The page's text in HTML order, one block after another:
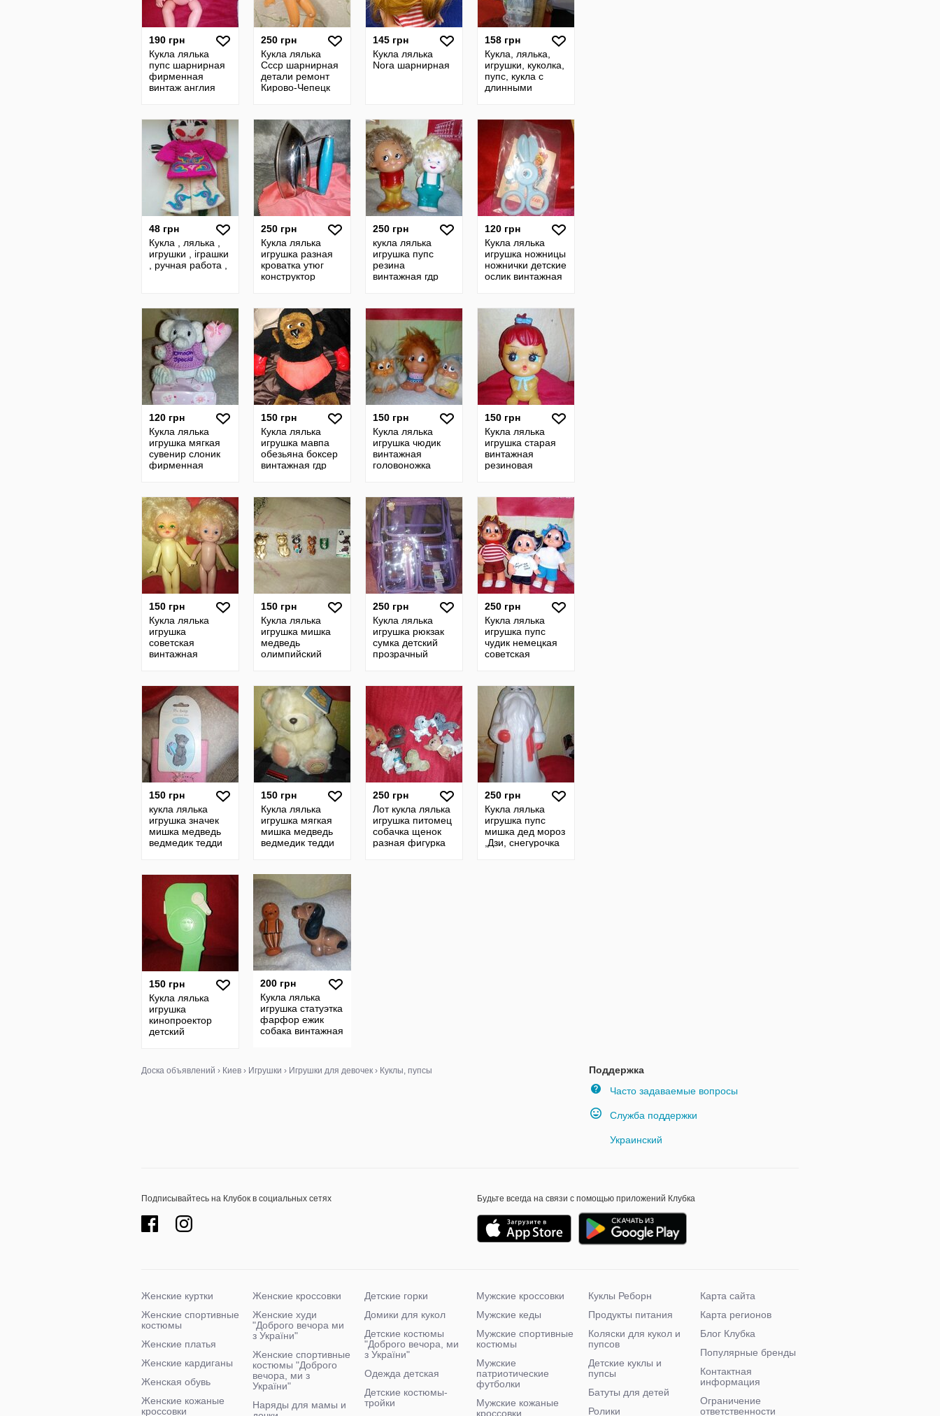
190 грн
Кукла лялька
пупс шарнирная
фирменная
винтаж англия
250 грн
Кукла лялька
Ссср шарнирная
детали ремонт
Кирово-Чепецк
145 грн
Кукла лялька
Nora шарнирная
158 грн
Кукла, лялька,
игрушки, куколка,
пупс, кукла с
длинными
48 грн
Кукла , лялька ,
игрушки , іграшки
, ручная работа ,
250 грн
Кукла лялька
игрушка разная
кроватка утюг
конструктор
250 грн
кукла лялька
игрушка пупс
резина
винтажная гдр
120 грн
Кукла лялька
игрушка ножницы
ножнички детские
ослик винтажная
120 грн
Кукла лялька
игрушка мягкая
сувенир слоник
фирменная
150 грн
Кукла лялька
игрушка мавпа
обезьяна боксер
винтажная гдр
150 грн
Кукла лялька
игрушка чюдик
винтажная
головоножка
ссср
150 грн
Кукла лялька
игрушка старая
винтажная
резиновая
ссср
150 грн
Кукла лялька
игрушка
советская
винтажная
150 грн
Кукла лялька
игрушка мишка
медведь
олимпийский
сувенир
советская гдр
ссср
250 грн
Кукла лялька
игрушка рюкзак
сумка детский
прозрачный
250 грн
Кукла лялька
игрушка пупс
чудик немецкая
советская
150 грн
кукла лялька
игрушка значек
мишка медведь
ведмедик тедди
150 грн
Кукла лялька
игрушка мягкая
мишка медведь
ведмедик тедди
винтаж англия
250 грн
Лот кукла лялька
игрушка питомец
собачка щенок
разная фигурка
250 грн
Кукла лялька
игрушка пупс
мишка дед мороз
,Дзи, снегурочка
150 грн
Кукла лялька
игрушка
кинопроектор
детский
раритет ссср гдр
200 грн
Кукла лялька
игрушка статуэтка
фарфор ежик
собака винтажная
Поддержка
Часто задаваемые вопросы
Служба поддержки
Украинский
Доска объявлений › Киев › Игрушки › Игрушки для девочек › Куклы, пупсы
Подписывайтесь на Клубок в социальных сетях Будьте всегда на связи с помощью приложений Клубка
Женские куртки
Женские спортивные
костюмы
Женские платья
Женские кардиганы
Женская обувь
Женские кожаные
кроссовки
Женские кроссовки
Женские худи
"Доброго вечора ми
з України"
Женские спортивные
костюмы "Доброго
вечора, ми з
України"
Наряды для мамы и
Детские горки
Домики для кукол
Детские костюмы
"Доброго вечора, ми
з України"
Одежда детская
Детские костюмы-
тройки
Мужские кроссовки
Мужские кеды
Мужские спортивные
костюмы
Мужские
патриотические
футболки
Мужские кожаные
кроссовки
Куклы Реборн
Продукты питания
Коляски для кукол и
пупсов
Детские куклы и
пупсы
Батуты для детей
Ролики
Карта сайта
Карта регионов
Блог Клубка
Популярные бренды
Контактная
информация
Ограничение
ответственности